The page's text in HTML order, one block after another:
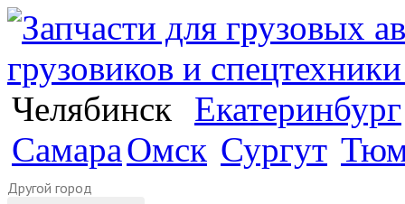
Челябинск
Екатеринбург
СамараОмск Сургут
Другой город